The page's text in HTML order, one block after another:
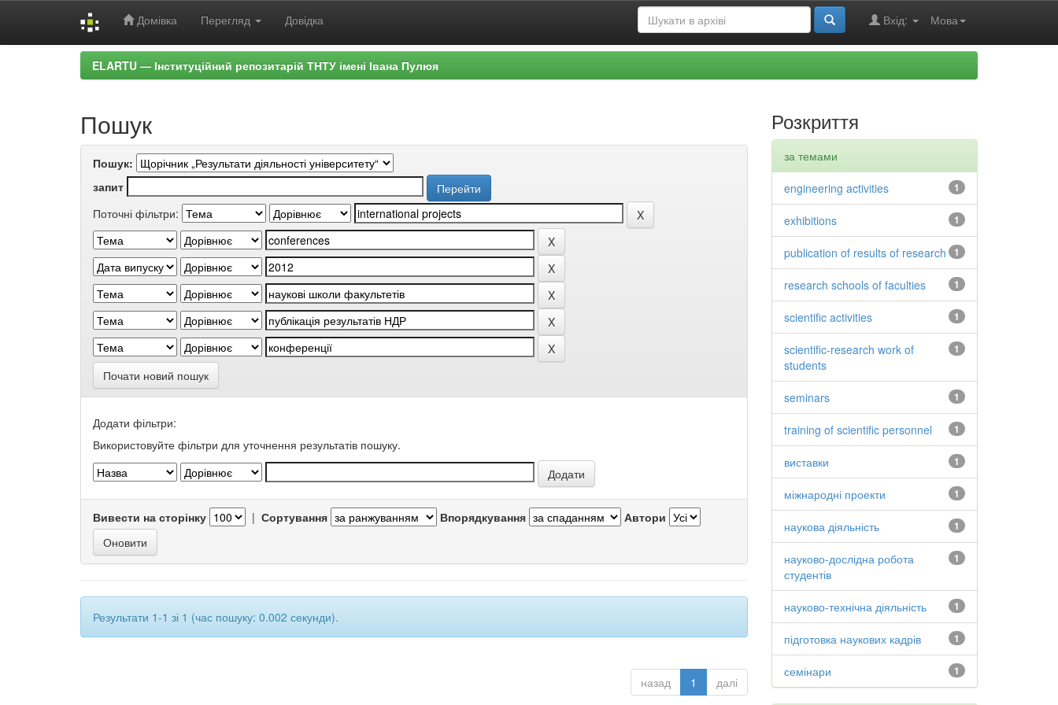
Домівка Перегляд Довідка Мова
Вхід:
ELARTU — Інституційний репозитарій ТНТУ імені Івана Пулюя
Пошук
Пошук:
запит
Поточні фільтри:
Почати новий пошук
Додати фільтри:
Використовуйте фільтри для уточнення результатів пошуку.
Вивести на сторінку | Сортування Впорядкування Автори
Результати 1-1 зі 1 (час пошуку: 0.002 секунди).
назад 1 далі
Розкриття
за темами
1
engineering activities
1
exhibitions
1
publication of results of research
1
research schools of faculties
1
scientific activities
1
scientific-research work of
students
1
seminars
1
training of scientific personnel
1
виставки
1
міжнародні проекти
1
наукова діяльність
1
науково-дослідна робота
студентів
1
науково-технічна діяльність
1
підготовка наукових кадрів
1
семінари